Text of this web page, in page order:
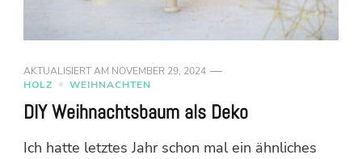
AKTUALISIERT AM NOVEMBER 29, 2024
HOLZ
WEIHNACHTEN
DIY Weihnachtsbaum als Deko
Ich hatte letztes Jahr schon mal ein ähnliches